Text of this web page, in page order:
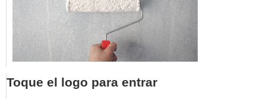
Toque el logo para entrar